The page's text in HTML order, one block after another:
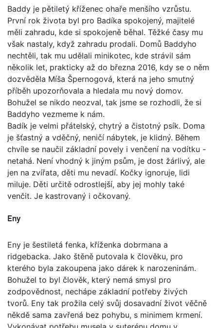
Baddy je pětiletý kříženec ohaře menšího vzrůstu.
První rok života byl pro Badíka spokojený, majitelé
měli zahradu, kde si spokojeně běhal. Těžké časy mu
však nastaly, když zahradu prodali. Domů Baddyho
nechtěli, tak mu udělali minikotec, kde strávil sám
několik let, prakticky až do března 2016, kdy se o něm
dozvěděla Míša Špernogová, která na jeho smutný
příběh upozorňovala a hledala mu nový domov.
Bohužel se nikdo neozval, tak jsme se rozhodli, že si
Baddyho vezmeme k nám.
Badík je velmi přátelský, chytrý a čistotný psík. Doma
je šťastný a vděčný, neničí nábytek, je klidný. Během
chvíle se naučil základní povely i venčení na vodítku -
netahá. Není vhodný k jiným psům, je dost žárlivý, ale
jen na zvířata, děti mu nevadí. Kočky ignoruje, lidi
miluje. Děti určitě odrostlejší, aby jej mohly také
venčit. Je kastrovaný i očkovaný.
Eny
Eny je šestiletá fenka, kříženka dobrmana a
ridgebacka. Jako štěně putovala k člověku, pro
kterého byla zakoupena jako dárek k narozeninám.
Bohužel to byl člověk, který nemá smysl pro
zodpovědnost, nechápe základní potřeby živých
tvorů. Eny tak prožila celý svůj dosavadní život věčně
někdě sama zavřená bez pohybu, s minimem krmení.